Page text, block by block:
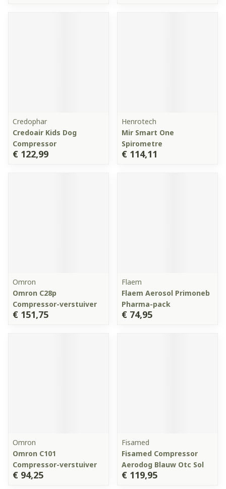
Credophar
Credoair Kids Dog
Compressor
€ 122,99
Henrotech
Mir Smart One
Spirometre
€ 114,11
Omron
Omron C28p
Compressor-verstuiver
€ 151,75
Flaem
Flaem Aerosol Primoneb
Pharma-pack
€ 74,95
Omron
Omron C101
Compressor-verstuiver
€ 94,25
Fisamed
Fisamed Compressor
Aerodog Blauw Otc Sol
€ 119,95